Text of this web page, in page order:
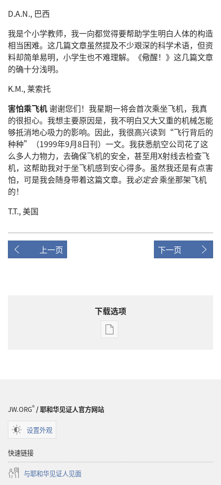
D.A.N., 巴西
我是个小学教师，我一向都觉得要帮助学生明白人体的构造
相当困难。这几篇文章虽然提及不少艰深的科学术语，但资
料却简单易明，小学生也不难理解。《儆醒！》这几篇文章
的确十分浅明。
K.M., 莱索托
害怕乘飞机谢谢您们！我星期一将会首次乘坐飞机，我真
的很担心。我想主要原因是，我不明白又大又重的机械怎能
够抵消地心吸力的影响。因此，我很高兴读到“飞行背后的
种种”（1999年9月8日刊）一文。我获悉航空公司花了这
么多人力物力，去确保飞机的安全，甚至用X射线去检查飞
机，这帮助我对于坐飞机感到安心得多。虽然我还是有点害
怕，可是我会随身带着这篇文章。我必定会乘坐那架飞机
的！
T.T., 美国
上一页 下一页
下载选项
电
2000
JW.ORG®/ 耶和华见证人官方网站
设置外观
快速链接
与耶和华见证人见面